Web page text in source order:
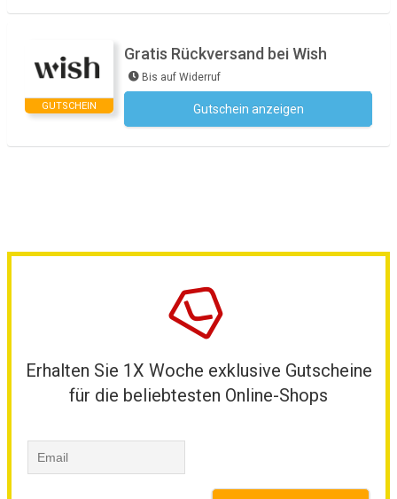
GUTSCHEIN
Gratis Rückversand bei Wish
Bis auf Widerruf
Gutschein anzeigen
Erhalten Sie 1X Woche exklusive Gutscheine
für die beliebtesten Online-Shops